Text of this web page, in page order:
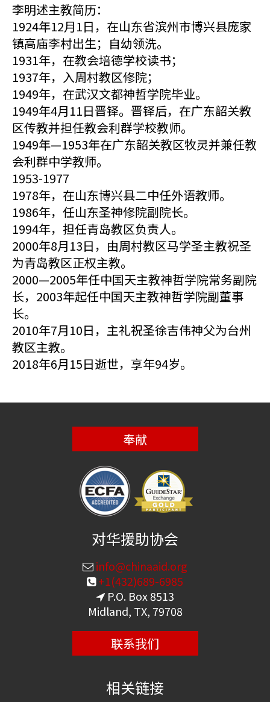
李明述主教简历：
1924年12月1日，在山东省滨州市博兴县庞家
镇高庙李村出生；自幼领洗。
1931年，在教会培德学校读书；
1937年，入周村教区修院；
1949年，在武汉文都神哲学院毕业。
1949年4月11日晋铎。晋铎后，在广东韶关教
区传教并担任教会利群学校教师。
1949年—1953年在广东韶关教区牧灵并兼任教
会利群中学教师。
1953-1977
1978年，在山东博兴县二中任外语教师。
1986年，任山东圣神修院副院长。
1994年，担任青岛教区负责人。
2000年8月13日，由周村教区马学圣主教祝圣
为青岛教区正权主教。
2000—2005年任中国天主教神哲学院常务副院
长，2003年起任中国天主教神哲学院副董事
长。
2010年7月10日，主礼祝圣徐吉伟神父为台州
教区主教。
2018年6月15日逝世，享年94岁。
奉献
对华援助协会
info@chinaaid.org
+1(432)689-6985
P.O. Box 8513
Midland, TX, 79708
联系我们
相关链接